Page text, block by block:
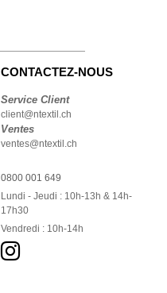
CONTACTEZ-NOUS
Service Client
client@ntextil.ch
Ventes
ventes@ntextil.ch
0800 001 649
Lundi - Jeudi : 10h-13h & 14h-
17h30
Vendredi : 10h-14h